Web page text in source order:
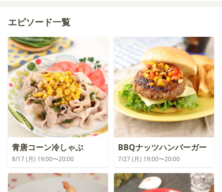
エピソード一覧
青唐コーン冷しゃぶ
8/17 (月) 19:00〜20:00
BBQナッツハンバーガー
7/27 (月) 19:00〜20:00